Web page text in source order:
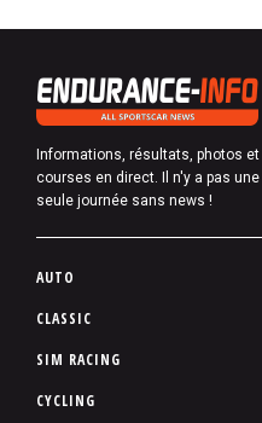
Informations, résultats, photos et
courses en direct. Il n'y a pas une
seule journée sans news !
P
d
d
AUTO
CLASSIC
SIM RACING
CYCLING